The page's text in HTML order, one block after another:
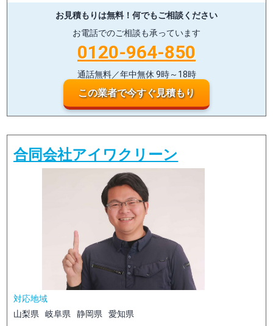
お見積もりは無料！ 何でもご相談ください
お電話でのご相談も承っています
0120-964-850
通話無料／年中無休 9時～18時
この業者で今すぐ見積もり
合同会社アイワクリーン
対応地域
山梨県
岐阜県 静岡県 愛知県